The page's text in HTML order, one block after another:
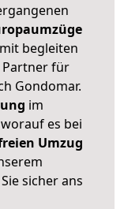
begleiten
für
Gondomar.
im
es bei
Umzug
sicher ans